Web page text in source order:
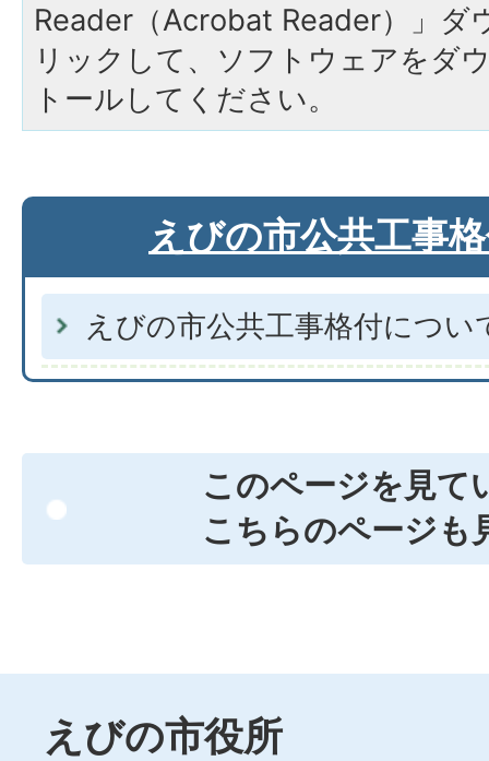
Reader（Acrobat Reader）」ダ
リックして、ソフトウェアをダ
トールしてください。
えびの市公共工事
えびの市公共工事格付につい
このページを見て
こちらのページも
えびの市役所